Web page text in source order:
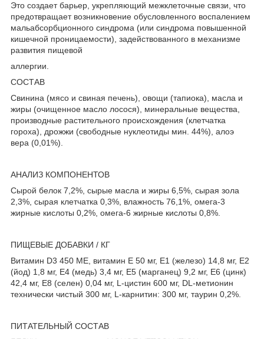
Это создает барьер, укрепляющий межклеточные связи, что
предотвращает возникновение обусловленного воспалением
мальабсорбционного синдрома (или синдрома повышенной
кишечной проницаемости), задействованного в механизме
развития пищевой
аллергии.
СОСТАВ
Свинина (мясо и свиная печень), овощи (тапиока), масла и
жиры (очищенное масло лосося), минеральные вещества,
производные растительного происхождения (клетчатка
гороха), дрожжи (свободные нуклеотиды мин. 44%), алоэ
вера (0,01%).
АНАЛИЗ КОМПОНЕНТОВ
Сырой белок 7,2%, сырые масла и жиры 6,5%, сырая зола
2,3%, сырая клетчатка 0,3%, влажность 76,1%, омега-3
жирные кислоты 0,2%, омега-6 жирные кислоты 0,8%.
ПИЩЕВЫЕ ДОБАВКИ / КГ
Витамин D3 450 МЕ, витамин Е 50 мг, E1 (железо) 14,8 мг, E2
(йод) 1,8 мг, E4 (медь) 3,4 мг, E5 (марганец) 9,2 мг, E6 (цинк)
42,4 мг, E8 (селен) 0,04 мг, L-цистин 600 мг, DL-метионин
технически чистый 300 мг, L-карнитин: 300 мг, таурин 0,2%.
ПИТАТЕЛЬНЫЙ СОСТАВ